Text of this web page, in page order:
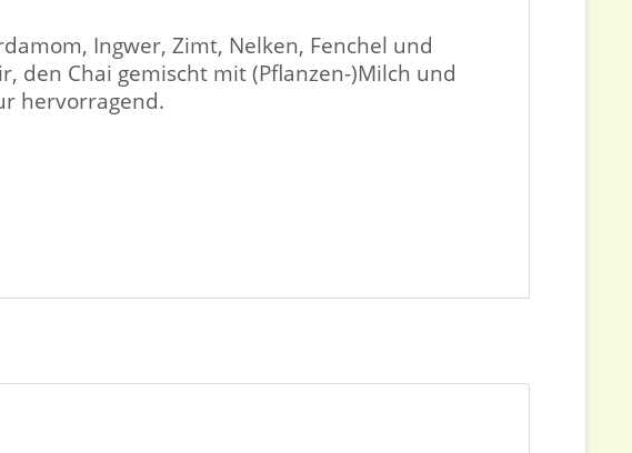
Ingwer, Zimt, Nelken, Fenchel und
den Chai gemischt mit (Pflanzen-)Milch und
hervorragend.